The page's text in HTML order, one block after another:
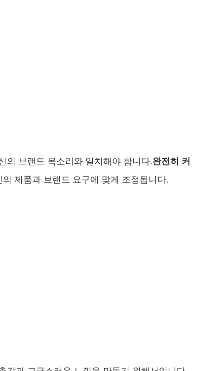
의 브랜드 목소리와 일치해야 합니다.완전히 커
의 제품과 브랜드 요구에 맞게 조정됩니다.